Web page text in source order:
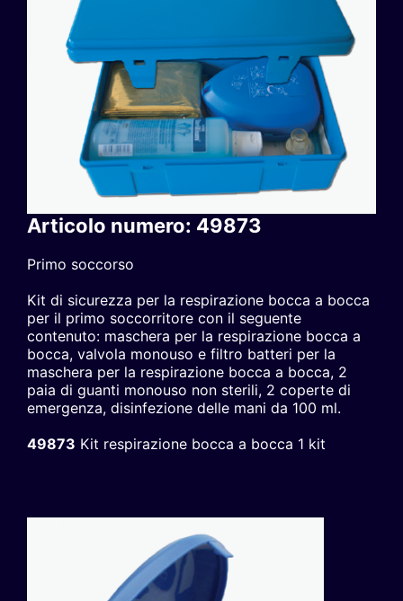
Articolo numero: 49873
Primo soccorso
Kit di sicurezza per la respirazione bocca a bocca
per il primo soccorritore con il seguente
contenuto: maschera per la respirazione bocca a
bocca, valvola monouso e filtro batteri per la
maschera per la respirazione bocca a bocca, 2
paia di guanti monouso non sterili, 2 coperte di
emergenza, disinfezione delle mani da 100 ml.
49873 Kit respirazione bocca a bocca 1 kit